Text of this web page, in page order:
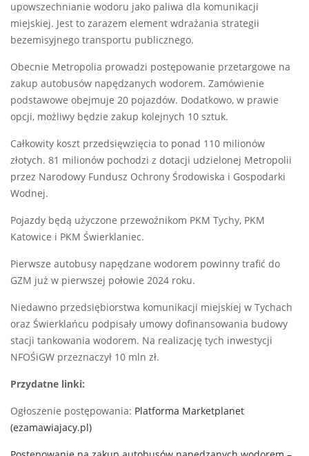
upowszechnianie wodoru jako paliwa dla komunikacji
miejskiej. Jest to zarazem element wdrażania strategii
bezemisyjnego transportu publicznego.
Obecnie Metropolia prowadzi postępowanie przetargowe na
zakup autobusów napędzanych wodorem. Zamówienie
podstawowe obejmuje 20 pojazdów. Dodatkowo, w prawie
opcji, możliwy będzie zakup kolejnych 10 sztuk.
Całkowity koszt przedsięwzięcia to ponad 110 milionów
złotych. 81 milionów pochodzi z dotacji udzielonej Metropolii
przez Narodowy Fundusz Ochrony Środowiska i Gospodarki
Wodnej.
Pojazdy będą użyczone przewoźnikom PKM Tychy, PKM
Katowice i PKM Świerklaniec.
Pierwsze autobusy napędzane wodorem powinny trafić do
GZM już w pierwszej połowie 2024 roku.
Niedawno przedsiębiorstwa komunikacji miejskiej w Tychach
oraz Świerklańcu podpisały umowy dofinansowania budowy
stacji tankowania wodorem. Na realizację tych inwestycji
NFOŚiGW przeznaczył 10 mln zł.
Przydatne linki:
Ogłoszenie postępowania: Platforma Marketplanet
(ezamawiajacy.pl)